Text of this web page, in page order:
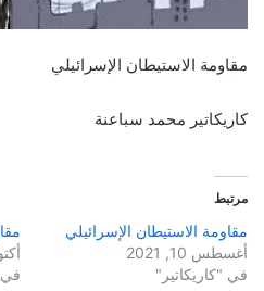
مقاومة الاستيطان الإسرائيلي
كاريكاتير محمد سباعنة
مرتبط
مقاومة الاستيطان الإسرائيلي
أغسطس 10, 2021
في "كاريكاتير"
أكتوبر
في